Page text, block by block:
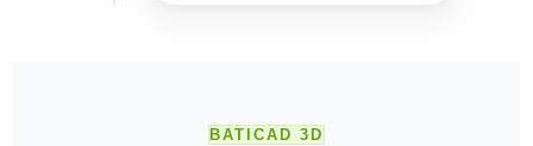
BATICAD 3D